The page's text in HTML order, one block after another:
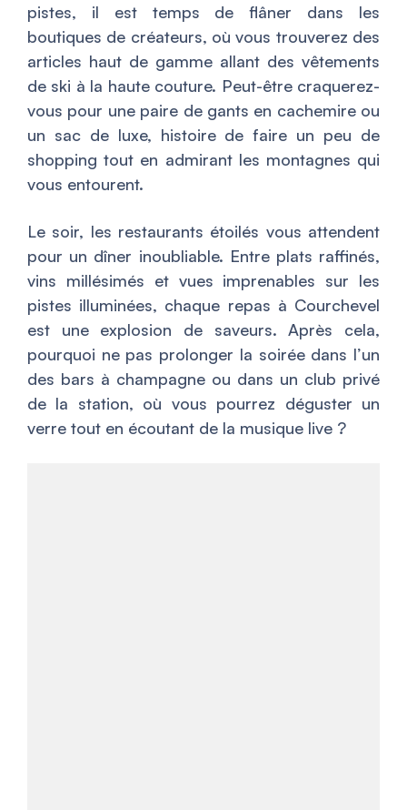
pistes, il est temps de flâner dans les
boutiques de créateurs, où vous trouverez des
articles haut de gamme allant des vêtements
de ski à la haute couture. Peut-être craquerez-
vous pour une paire de gants en cachemire ou
un sac de luxe, histoire de faire un peu de
shopping tout en admirant les montagnes qui
vous entourent.
Le soir, les restaurants étoilés vous attendent
pour un dîner inoubliable. Entre plats raffinés,
vins millésimés et vues imprenables sur les
pistes illuminées, chaque repas à Courchevel
est une explosion de saveurs. Après cela,
pourquoi ne pas prolonger la soirée dans l’un
des bars à champagne ou dans un club privé
de la station, où vous pourrez déguster un
verre tout en écoutant de la musique live ?